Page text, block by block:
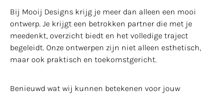
Bij Mooij Designs krijg je meer dan alleen een mooi
ontwerp. Je krijgt een betrokken partner die met je
meedenkt, overzicht biedt en het volledige traject
begeleidt. Onze ontwerpen zijn niet alleen esthetisch,
maar ook praktisch en toekomstgericht.
Benieuwd wat wij kunnen betekenen voor jouw